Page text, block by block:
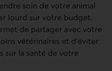
soin de votre animal
lourd sur votre budget.
de partager avec votre
vétérinaires et d'éviter
sur la santé de votre